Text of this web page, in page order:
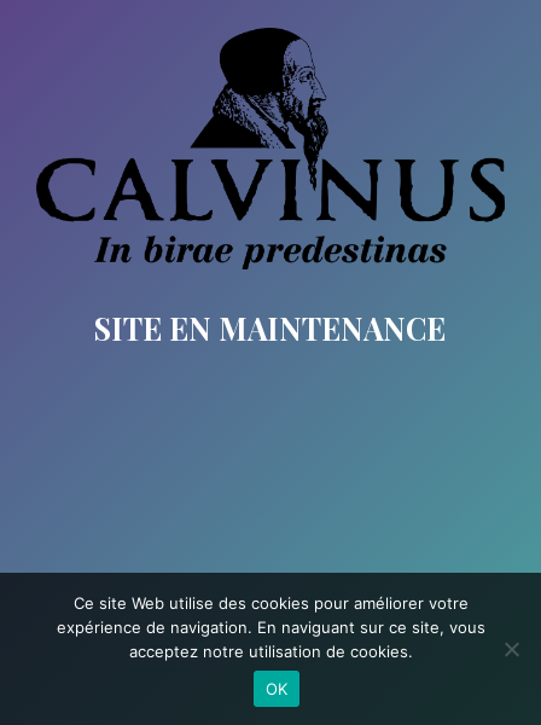
SITE EN MAINTENANCE
Ce site Web utilise des cookies pour améliorer votre
expérience de navigation. En naviguant sur ce site, vous
acceptez notre utilisation de cookies.
OK